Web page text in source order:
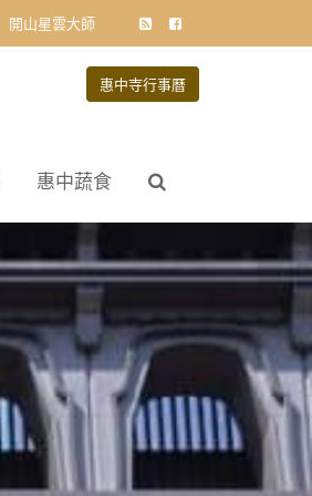
開山星雲大師
惠中寺行事曆
惠中蔬食